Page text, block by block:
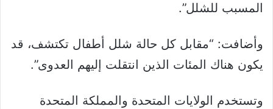
المسبب للشلل”.
وأضافت: “مقابل كل حالة شلل أطفال تكتشف، قد
يكون هناك المئات الذين انتقلت إليهم العدوى”.
وتستخدم الولايات المتحدة والمملكة المتحدة